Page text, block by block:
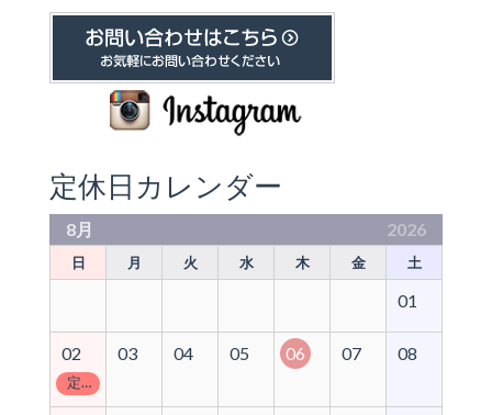
定休日カレンダー
8月 2026
日 月 火 水 木 金 土
01
02
定休日
03 04 05 06 07 08